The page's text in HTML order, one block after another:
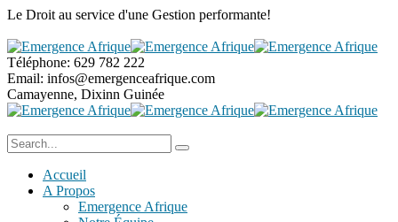
Le Droit au service d'une Gestion performante!
Téléphone: 629 782 222
Email: infos@emergenceafrique.com
Camayenne, Dixinn Guinée
Accueil
A Propos
Emergence Afrique